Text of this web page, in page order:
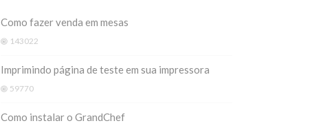
Como fazer venda em mesas
143022
Imprimindo página de teste em sua impressora
59770
Como instalar o GrandChef